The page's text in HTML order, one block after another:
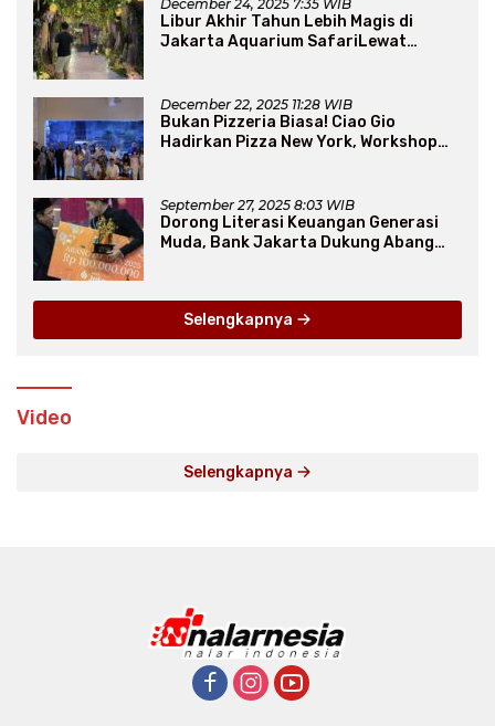
December 24, 2025 7:35 WIB
Libur Akhir Tahun Lebih Magis di
Jakarta Aquarium SafariLewat
December 22, 2025 11:28 WIB
Bukan Pizzeria Biasa! Ciao Gio
Hadirkan Pizza New York, Workshop
September 27, 2025 8:03 WIB
Dorong Literasi Keuangan Generasi
Muda, Bank Jakarta Dukung Abang
Selengkapnya
Video
Selengkapnya